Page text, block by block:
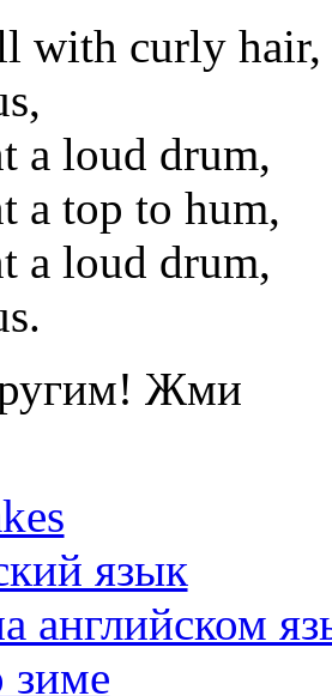
with curly hair,
a loud drum,
a top to hum,
a loud drum,
Жми
язык
английском
зиме